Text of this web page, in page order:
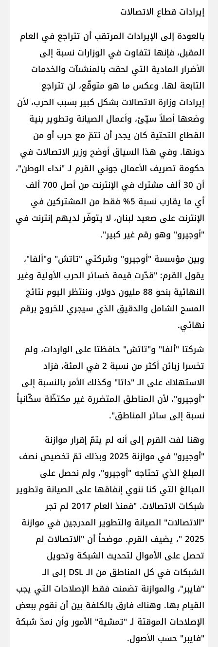
إيرادات قطاع الاتصالات
بالعودة إلى الإيرادات المرتقب أن تتراجع في العام
المقبل، فإنها تتفاوت في الوزارات نسبة إلى
الأضرار المادية التي لحقت بالمنشىآت والخدمات
التابعة لها. وعكس ما هو متوقّع، لن تتراجع
إيرادات وزارة الاتصالات بشكل كبير بسبب الحرب، لأن
وضعها أصلاً سيّئ، وأعمال الصيانة وتطوير بنية
القطاع التحتية كان يجدر أن تتمّ مع حرب أو من
دونها. وفي هذا السياق أوضح وزير الاتصالات في
حكومة تصريف الأعمال جوني القرم لـ "نداء الوطن"،
أن 30 ألف مشترك في الإنترنت من أصل 700 ألف
أي ما يقارب نسبة 5% فقط من المشتركين في
الإنترنت على صعيد لبنان، لا يتوفّر لديهم إنترنت في
"أوجيرو" وهو رقم غير كبير".
وبين مؤسسة "أوجيرو" وشركتي "تاتش" و"ألفا"،
يقول القرم: "قدّرت قيمة خسائر الحرب الأولية وغير
النهائية بنحو 88 مليون دولار، وننتظر اليوم نتائج
المسح الشامل والدقيق الذي سيجري للخروج برقم
نهائي.
شركتا "ألفا" و"تاتش" حافظتا على الواردات، ولم
تخسرا زبائن أكثر من نسبة 2 في المئة، فزاد
الاستهلاك على الـ "داتا" وكذلك الأمر بالنسبة إلى
"أوجيرو"، لأن المناطق المتضررة غير مكتظّة سكّانياً
نسبة إلى سائر المناطق".
وهنا لفت القرم إلى أنه لم يتمّ إقرار موازنة
"أوجيرو" في موازنة 2025 وبذلك تمّ تخصيص نصف
المبلغ الذي تحتاجه "أوجيرو"، ولم نحصل على
المبالغ التي كنا ننوي إنفاقها على الصيانة وتطوير
شبكات الاتصالات. "فمنذ العام 2017 لم تجر
"الاتصالات" الصيانة والتطوير المدرجين في موازنة
2025 "، يضيف القرم. موضحاً أن "الاتصالات لم
تحصل على الأموال لتحديث الشبكة وتحويل
الشبكات في كل المناطق من الـ DSL إلى الـ
"فايبر"، والموازنة تضمنت فقط الإصلاحات التي يجب
القيام بها. وهناك فارق بالكلفة بين أن نقوم ببعض
الإصلاحات الموقتة لـ "تمشية" الأمور وأن نمدّ شبكة
"فايبر" حسب الأصول.